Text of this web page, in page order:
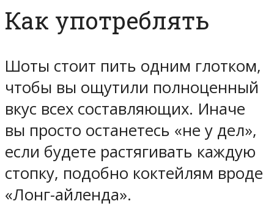
Как употреблять
Шоты стоит пить одним глотком,
чтобы вы ощутили полноценный
вкус всех составляющих. Иначе
вы просто останетесь «не у дел»,
если будете растягивать каждую
стопку, подобно коктейлям вроде
«Лонг-айленда».